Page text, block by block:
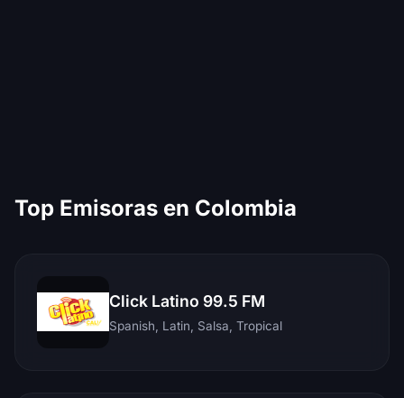
Top Emisoras en Colombia
Click Latino 99.5 FM
Spanish, Latin, Salsa, Tropical